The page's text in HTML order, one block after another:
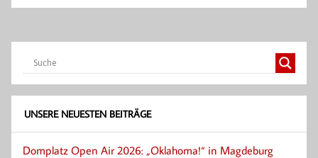
UNSERE NEUESTEN BEITRÄGE
Domplatz Open Air 2026: „Oklahoma!“ in Magdeburg